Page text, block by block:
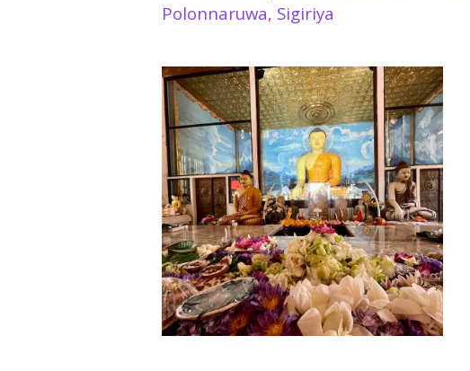
Polonnaruwa, Sigiriya